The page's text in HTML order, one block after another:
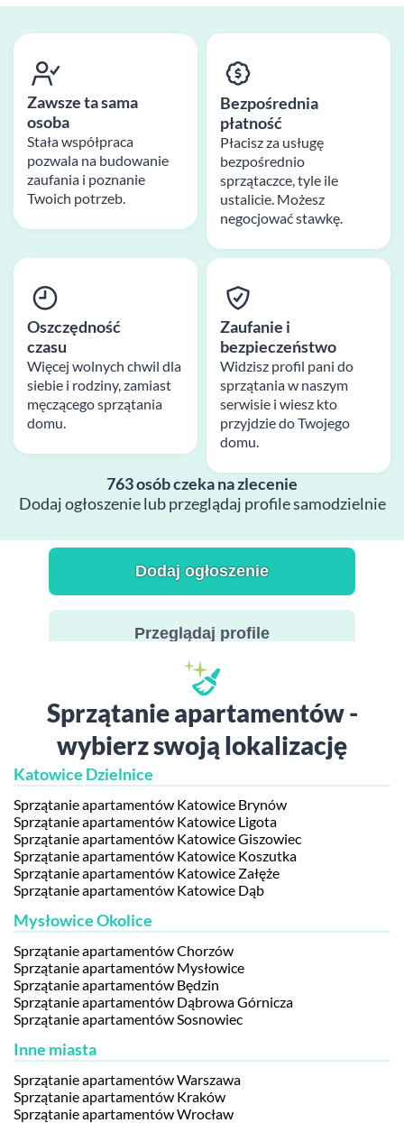
Zawsze ta sama
osoba
Stała współpraca
pozwala na budowanie
zaufania i poznanie
Twoich potrzeb.
Oszczędność
czasu
Więcej wolnych chwil dla
siebie i rodziny, zamiast
męczącego sprzątania
domu.
Bezpośrednia
płatność
Płacisz za usługę
bezpośrednio
sprzątaczce, tyle ile
ustalicie. Możesz
negocjować stawkę.
Zaufanie i
bezpieczeństwo
Widzisz profil pani do
sprzątania w naszym
serwisie i wiesz kto
przyjdzie do Twojego
domu.
763 osób czeka na zlecenie
Dodaj ogłoszenie lub przeglądaj profile samodzielnie
Dodaj ogłoszenie
Przeglądaj profile
Sprzątanie apartamentów -
wybierz swoją lokalizację
Katowice Dzielnice
Sprzątanie apartamentów Katowice Brynów
Sprzątanie apartamentów Katowice Ligota
Sprzątanie apartamentów Katowice Giszowiec
Sprzątanie apartamentów Katowice Koszutka
Sprzątanie apartamentów Katowice Załęże
Sprzątanie apartamentów Katowice Dąb
Mysłowice Okolice
Sprzątanie apartamentów Chorzów
Sprzątanie apartamentów Mysłowice
Sprzątanie apartamentów Będzin
Sprzątanie apartamentów Dąbrowa Górnicza
Sprzątanie apartamentów Sosnowiec
Inne miasta
Sprzątanie apartamentów Warszawa
Sprzątanie apartamentów Kraków
Sprzątanie apartamentów Wrocław